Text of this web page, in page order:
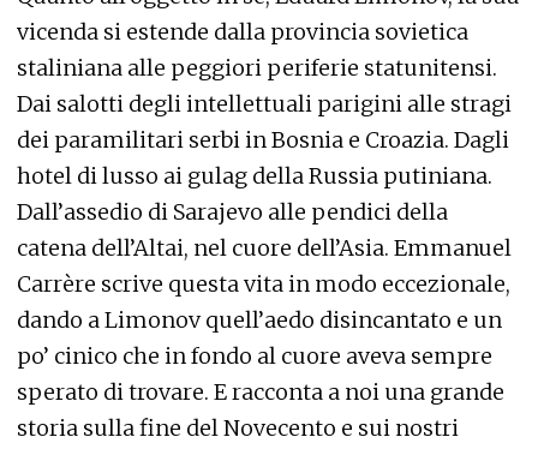
vicenda si estende dalla provincia sovietica
staliniana alle peggiori periferie statunitensi.
Dai salotti degli intellettuali parigini alle stragi
dei paramilitari serbi in Bosnia e Croazia. Dagli
hotel di lusso ai gulag della Russia putiniana.
Dall’assedio di Sarajevo alle pendici della
catena dell’Altai, nel cuore dell’Asia. Emmanuel
Carrère scrive questa vita in modo eccezionale,
dando a Limonov quell’aedo disincantato e un
po’ cinico che in fondo al cuore aveva sempre
sperato di trovare. E racconta a noi una grande
storia sulla fine del Novecento e sui nostri